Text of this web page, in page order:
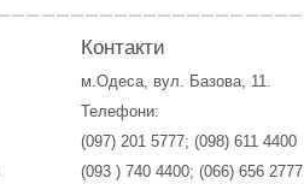
Контакти
м.Одеса, вул. Базова, 11.
Телефони:
(097) 201 5777;(098) 611 4400
(093 ) 740 4400;(066) 656 2777